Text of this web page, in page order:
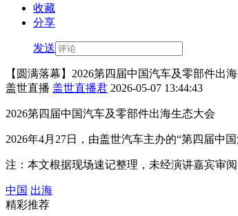
收藏
分享
发送
【圆满落幕】2026第四届中国汽车及零部件出
盖世直播 盖世直播君 2026-05-07 13:44:43
2026第四届中国汽车及零部件出海生态大会
2026年4月27日，由盖世汽车主办的“第四届中
注：本文根据现场速记整理，未经演讲嘉宾审
中国 出海
精彩推荐